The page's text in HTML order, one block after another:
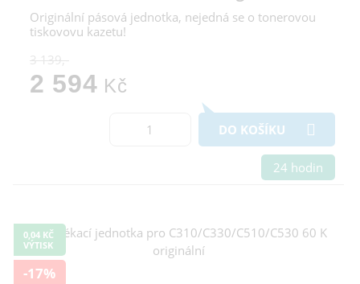
Originální pásová jednotka, nejedná se o tonerovou
tiskovovu kazetu!
3 139,-
2 594 Kč
DO KOŠÍKU
24 hodin
0,04 KČ
VÝTISK
-17%